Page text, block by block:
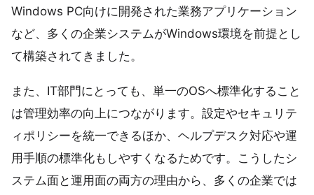
Windows PC向けに開発された業務アプリケーション
など、多くの企業システムがWindows環境を前提とし
て構築されてきました。
また、IT部門にとっても、単一のOSへ標準化すること
は管理効率の向上につながります。設定やセキュリテ
ィポリシーを統一できるほか、ヘルプデスク対応や運
用手順の標準化もしやすくなるためです。こうしたシ
ステム面と運用面の両方の理由から、多くの企業では